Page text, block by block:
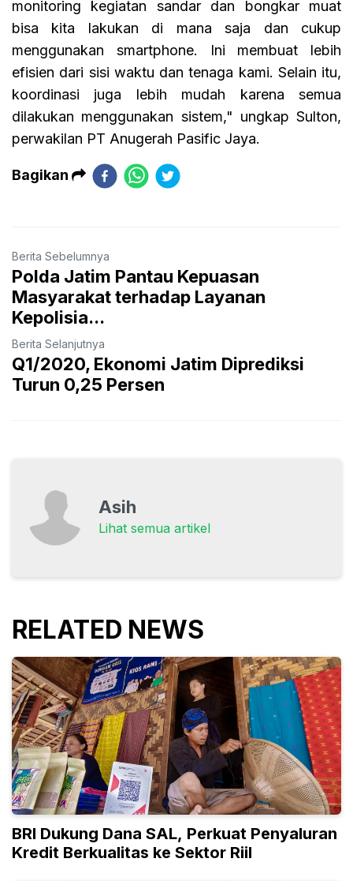
monitoring kegiatan sandar dan bongkar muat
bisa kita lakukan di mana saja dan cukup
menggunakan smartphone. Ini membuat lebih
efisien dari sisi waktu dan tenaga kami. Selain itu,
koordinasi juga lebih mudah karena semua
dilakukan menggunakan sistem," ungkap Sulton,
perwakilan PT Anugerah Pasific Jaya.
Bagikan
Berita Sebelumnya
Polda Jatim Pantau Kepuasan
Masyarakat terhadap Layanan
Kepolisia...
Berita Selanjutnya
Q1/2020, Ekonomi Jatim Diprediksi
Turun 0,25 Persen
Asih
Lihat semua artikel
RELATED NEWS
BRI Dukung Dana SAL, Perkuat Penyaluran
Kredit Berkualitas ke Sektor Riil